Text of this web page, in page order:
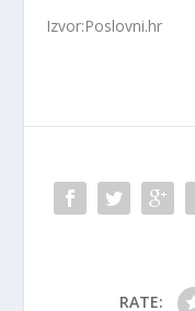
Izvor:Poslovni.hr
RATE: